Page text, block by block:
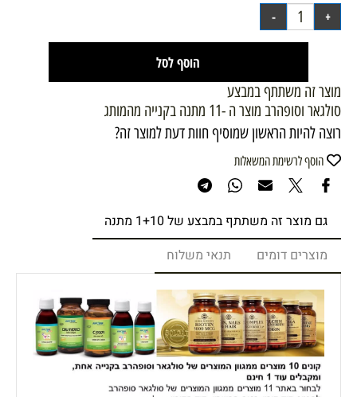
הוסף לסל
מוצר זה משתתף במבצע
סולגאר וסופהרב מוצר ה -11 מתנה בקנייה מהמותג
רוצה להיות הראשון שמוסיף חוות דעת למוצר זה?
הוסף לרשימת המשאלות
גם מוצר זה משתתף במבצע של 1+10 מתנה
מוצרים דומים
תנאי משלוח